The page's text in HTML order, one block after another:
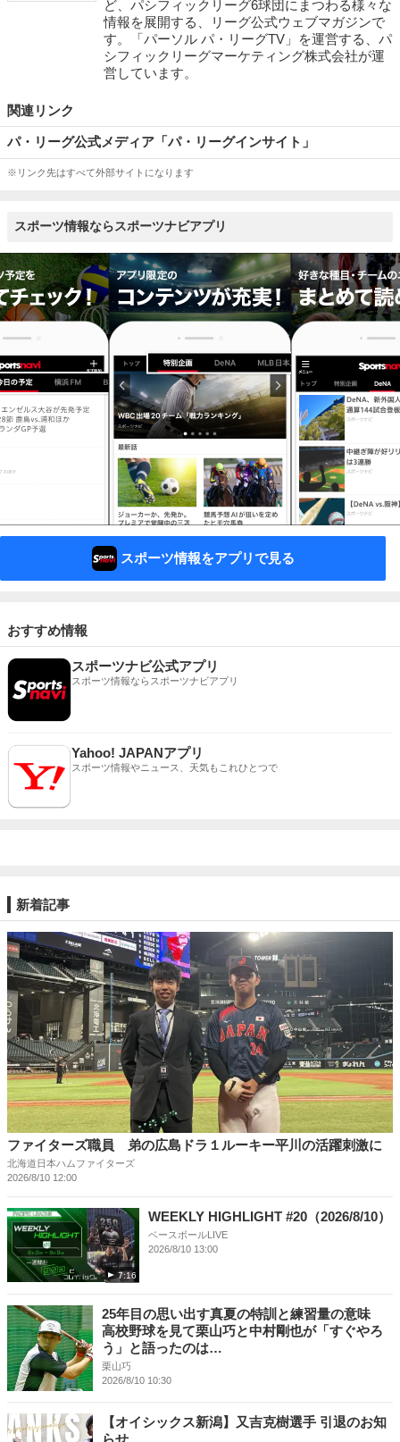
ど、パシフィックリーグ6球団にまつわる様々な
情報を展開する、リーグ公式ウェブマガジンで
す。「パーソル パ・リーグTV」を運営する、パ
シフィックリーグマーケティング株式会社が運
営しています。
関連リンク
パ・リーグ公式メディア「パ・リーグインサイト」
※リンク先はすべて外部サイトになります
スポーツ情報ならスポーツナビアプリ
スポーツ情報をアプリで見る
おすすめ情報
スポーツナビ公式アプリ
スポーツ情報ならスポーツナビアプリ
Yahoo! JAPANアプリ
スポーツ情報やニュース、天気もこれひとつで
新着記事
ファイターズ職員 弟の広島ドラ１ルーキー平川の活躍刺激に
北海道日本ハムファイターズ
2026/8/10 12:00
7:16
WEEKLY HIGHLIGHT #20（2026/8/10）
ベースボールLIVE
2026/8/10 13:00
25年目の思い出す真夏の特訓と練習量の意味
高校野球を見て栗山巧と中村剛也が「すぐやろ
う」と語ったのは…
栗山巧
2026/8/10 10:30
【オイシックス新潟】又吉克樹選手 引退のお知